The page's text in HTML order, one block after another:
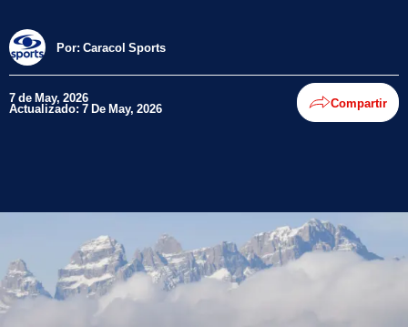
Por: Caracol Sports
7 de May, 2026
Actualizado: 7 De May, 2026 Compartir